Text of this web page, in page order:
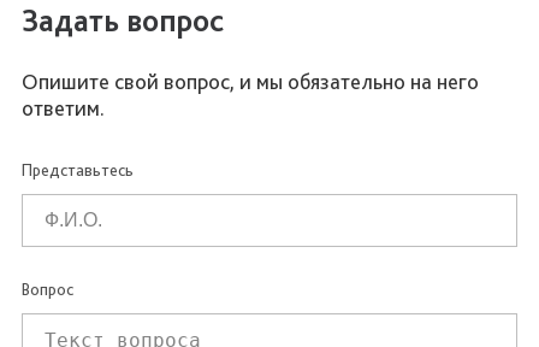
Задать вопрос
Опишите свой вопрос, и мы обязательно на него
ответим.
Представьтесь
Вопрос